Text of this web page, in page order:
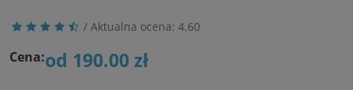
/ Aktualna ocena: 4.60
Cena:od 190.00 zł